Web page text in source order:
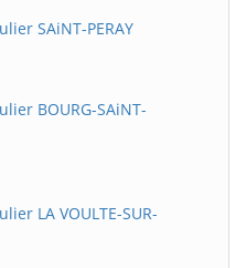
SAiNT-PERAY
BOURG-SAiNT-
LA VOULTE-SUR-